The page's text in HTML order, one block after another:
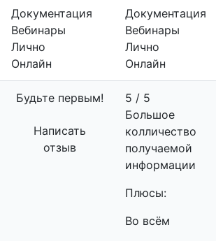
Документация
Вебинары
Лично
Онлайн
Документация
Вебинары
Лично
Онлайн
Будьте первым!
Написать
отзыв
5 / 5
Большое
колличество
получаемой
информации
Плюсы:
Во всём